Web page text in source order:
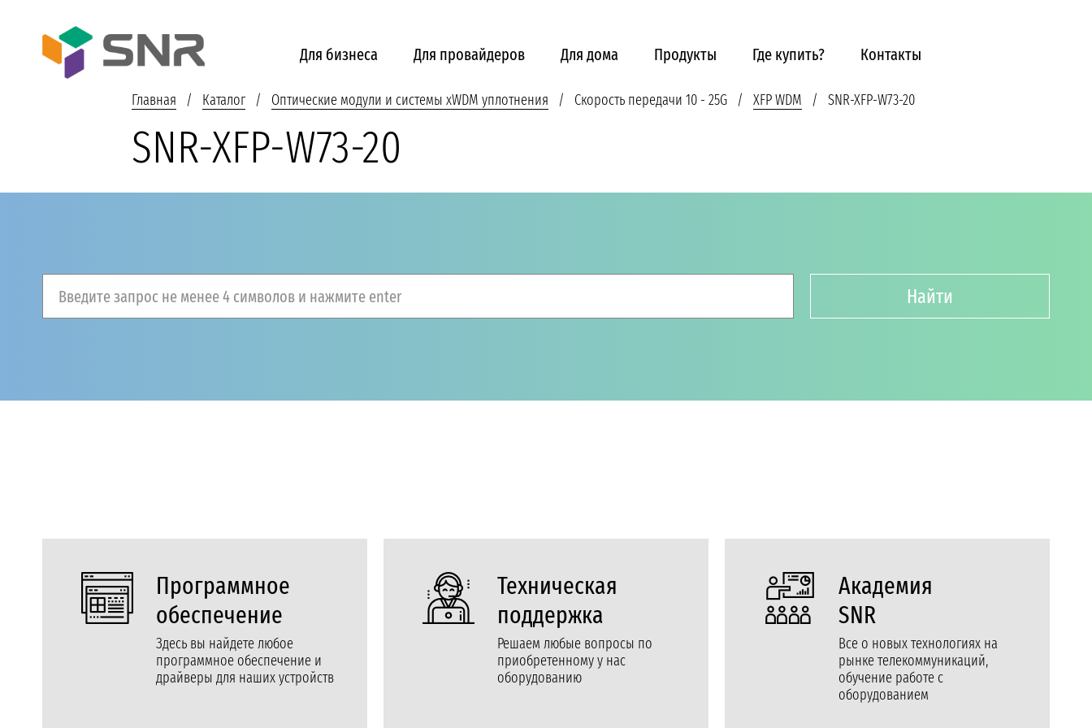
Для бизнеса Для провайдеров Для дома Продукты Где купить? Контакты
Главная Каталог Оптические модули и системы xWDM уплотнения Скорость передачи 10 - 25G XFP WDM SNR-XFP-W73-20
SNR-XFP-W73-20
Введите запрос не менее 4 символов и нажмите enter Найти
Программное
обеспечение
Здесь вы найдете любое
программное обеспечение и
драйверы для наших устройств
Техническая
поддержка
Решаем любые вопросы по
приобретенному у нас
оборудованию
Академия
SNR
Все о новых технологиях на
рынке телекоммуникаций,
обучение работе с
оборудованием